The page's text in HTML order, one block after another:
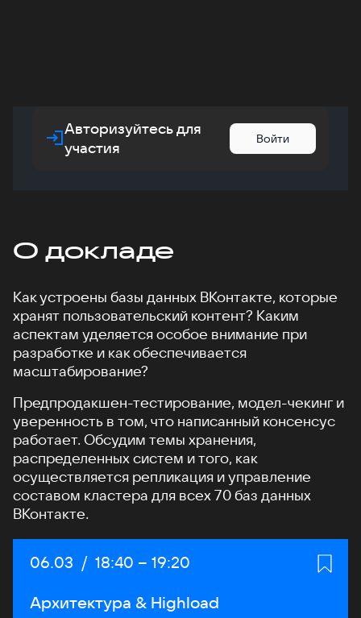
Авторизуйтесь для
участия
Войти
О докладе
Как устроены базы данных ВКонтакте, которые
хранят пользовательский контент? Каким
аспектам уделяется особое внимание при
разработке и как обеспечивается
масштабирование?
Предпродакшен-тестирование, модел-чекинг и
уверенность в том, что написанный консенсус
работает. Обсудим темы хранения,
распределенных систем и того, как
осуществляется репликация и управление
составом кластера для всех 70 баз данных
ВКонтакте.
Дата:
06.03 / Начало:
18:40 – Конец:
19:20
Архитектура & Highload